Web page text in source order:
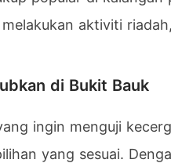
aktiviti
di Bukit Bauk
ingin menguji
yang sesuai.